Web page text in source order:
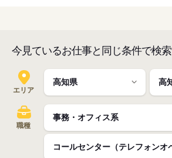
今見ているお仕事と同じ条件で検索
エリア
職種